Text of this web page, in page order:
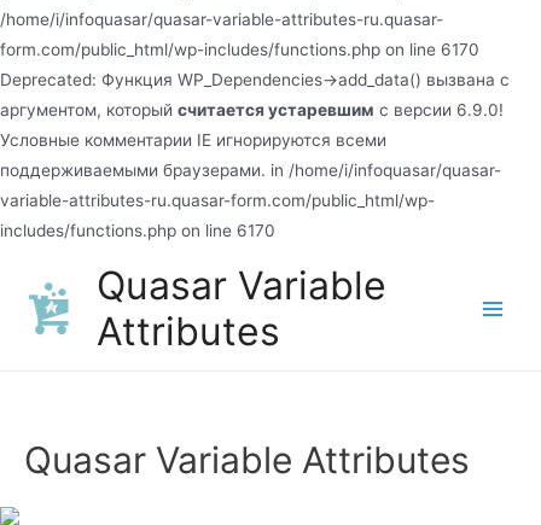
/home/i/infoquasar/quasar-variable-attributes-ru.quasar-
form.com/public_html/wp-includes/functions.php on line 6170
Deprecated: Функция WP_Dependencies->add_data() вызвана с
аргументом, который считается устаревшим с версии 6.9.0!
Условные комментарии IE игнорируются всеми
поддерживаемыми браузерами. in /home/i/infoquasar/quasar-
variable-attributes-ru.quasar-form.com/public_html/wp-
includes/functions.php on line 6170
содержимому
Quasar Variable
Attributes
Quasar Variable Attributes